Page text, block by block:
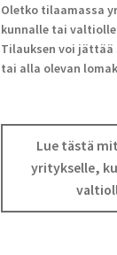
Oletko tilaamassa
kunnalle tai
Tilauksen voi
tai alla olevan
Lue tästä
yritykselle,